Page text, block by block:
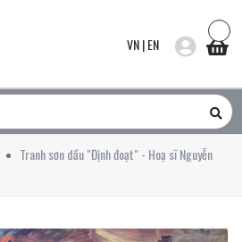
VN|EN
Tranh sơn dầu "Định đoạt" - Hoạ sĩ Nguyễn